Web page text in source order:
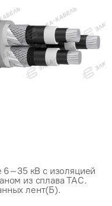
кВ с изоляцией
из сплава ТАС.
лент(Б).